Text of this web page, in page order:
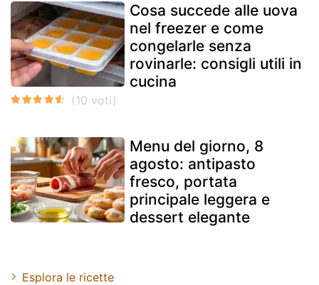
Cosa succede alle uova
nel freezer e come
congelarle senza
rovinarle: consigli utili in
cucina
Menu del giorno, 8
agosto: antipasto
fresco, portata
principale leggera e
dessert elegante
Esplora le ricette